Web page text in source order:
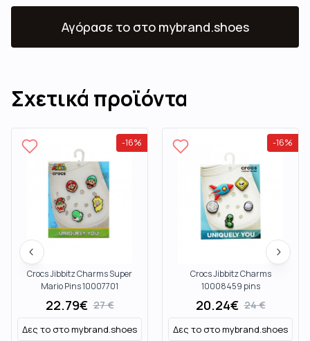
Αγόρασε το στο mybrand.shoes
Σχετικά προϊόντα
-16%
Crocs Jibbitz Charms Super
Mario Pins 10007701
22.79€ 27€
Δες το στοmybrand.shoes
-16%
Crocs Jibbitz Charms
10008459 pins
20.24€ 24€
Δες το στοmybrand.shoes